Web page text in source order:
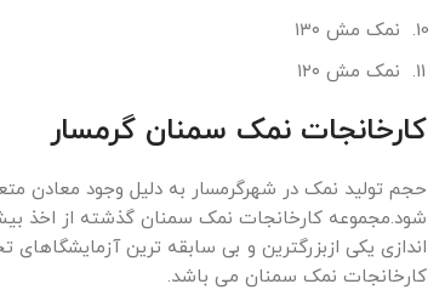
نمک مش ۱۳۰
نمک مش ۱۲۰
کارخانجات نمک سمنان گرمسار
حجم تولید نمک در شهرگرمسار به دلیل وجود معادن
اندازی یکی ازبزرگترین و بی سابقه ترین
کارخانجات نمک سمنان می باشد.